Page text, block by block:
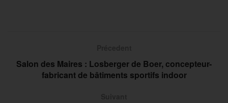
Salon des Maires : Losberger de Boer, concepteur-
fabricant de bâtiments sportifs indoor